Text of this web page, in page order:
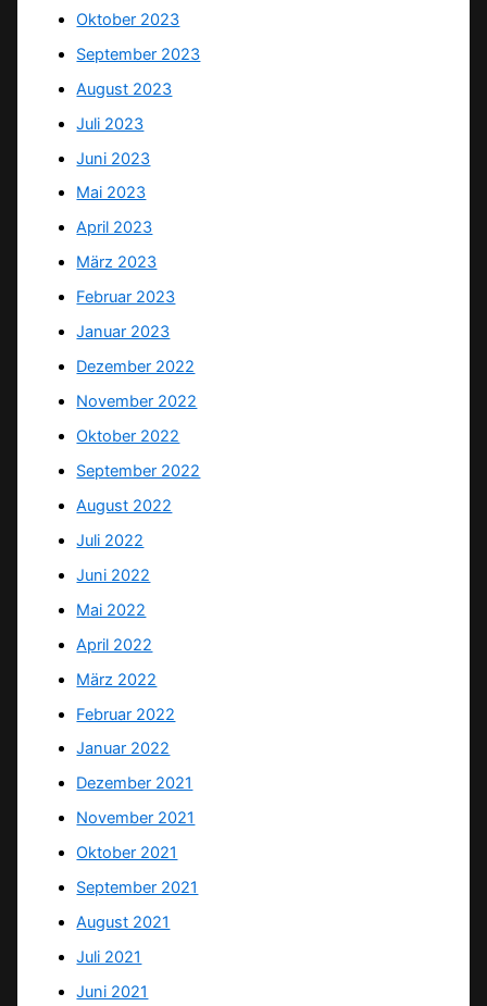
Oktober 2023
September 2023
August 2023
Juli 2023
Juni 2023
Mai 2023
April 2023
März 2023
Februar 2023
Januar 2023
Dezember 2022
November 2022
Oktober 2022
September 2022
August 2022
Juli 2022
Juni 2022
Mai 2022
April 2022
März 2022
Februar 2022
Januar 2022
Dezember 2021
November 2021
Oktober 2021
September 2021
August 2021
Juli 2021
Juni 2021